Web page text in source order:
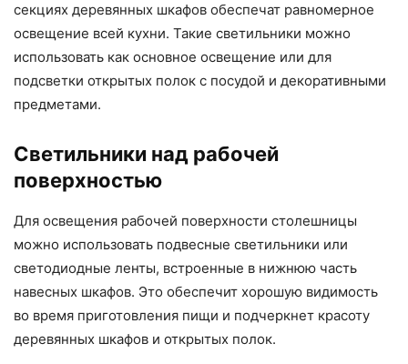
секциях деревянных шкафов обеспечат равномерное
освещение всей кухни. Такие светильники можно
использовать как основное освещение или для
подсветки открытых полок с посудой и декоративными
предметами.
Светильники над рабочей
поверхностью
Для освещения рабочей поверхности столешницы
можно использовать подвесные светильники или
светодиодные ленты, встроенные в нижнюю часть
навесных шкафов. Это обеспечит хорошую видимость
во время приготовления пищи и подчеркнет красоту
деревянных шкафов и открытых полок.